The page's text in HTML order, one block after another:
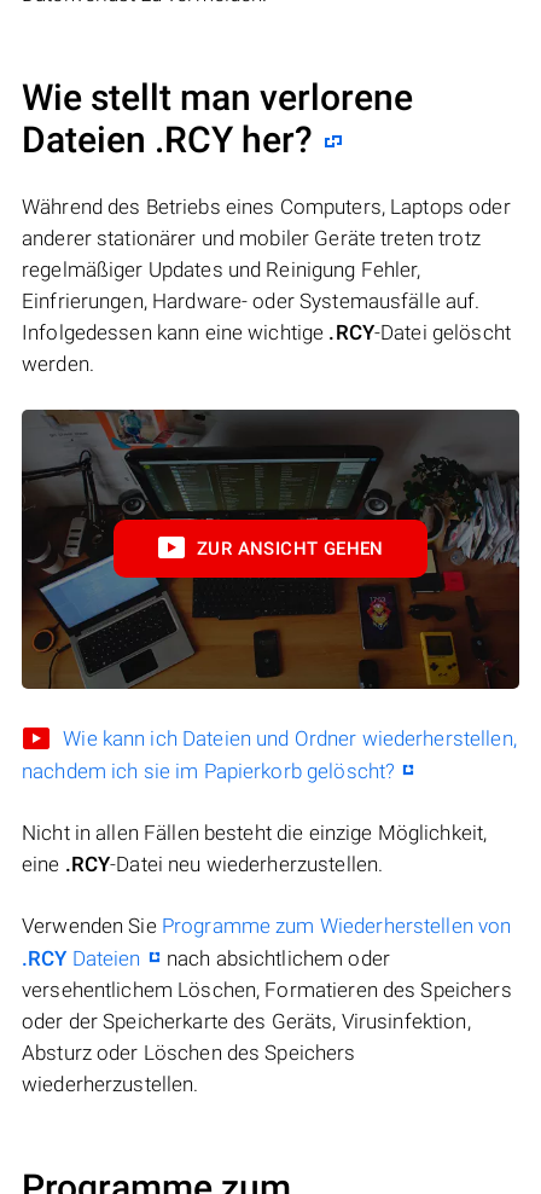
Wie stellt man verlorene
Dateien .RCY her?
Während des Betriebs eines Computers, Laptops oder
anderer stationärer und mobiler Geräte treten trotz
regelmäßiger Updates und Reinigung Fehler,
Einfrierungen, Hardware- oder Systemausfälle auf.
Infolgedessen kann eine wichtige .RCY-Datei gelöscht
werden.
ZUR ANSICHT GEHEN
Wie kann ich Dateien und Ordner wiederherstellen,
nachdem ich sie im Papierkorb gelöscht?
Nicht in allen Fällen besteht die einzige Möglichkeit,
eine .RCY-Datei neu wiederherzustellen.
Verwenden Sie Programme zum Wiederherstellen von
.RCY Dateien
nach absichtlichem oder
versehentlichem Löschen, Formatieren des Speichers
oder der Speicherkarte des Geräts, Virusinfektion,
Absturz oder Löschen des Speichers
wiederherzustellen.